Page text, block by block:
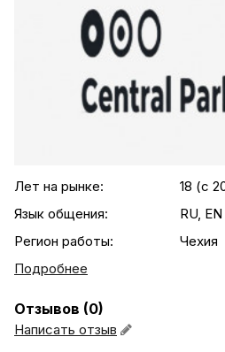
.agency-list-details
Лет на рынке:
18 (c
Язык общения:
RU, EN
Регион работы:
Чехия
Подробнее
Отзывов (0)
Написать отзыв